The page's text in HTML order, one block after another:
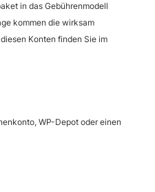
in das Gebührenmodell
kommen die wirksam
Konten finden Sie im
WP-Depot oder einen